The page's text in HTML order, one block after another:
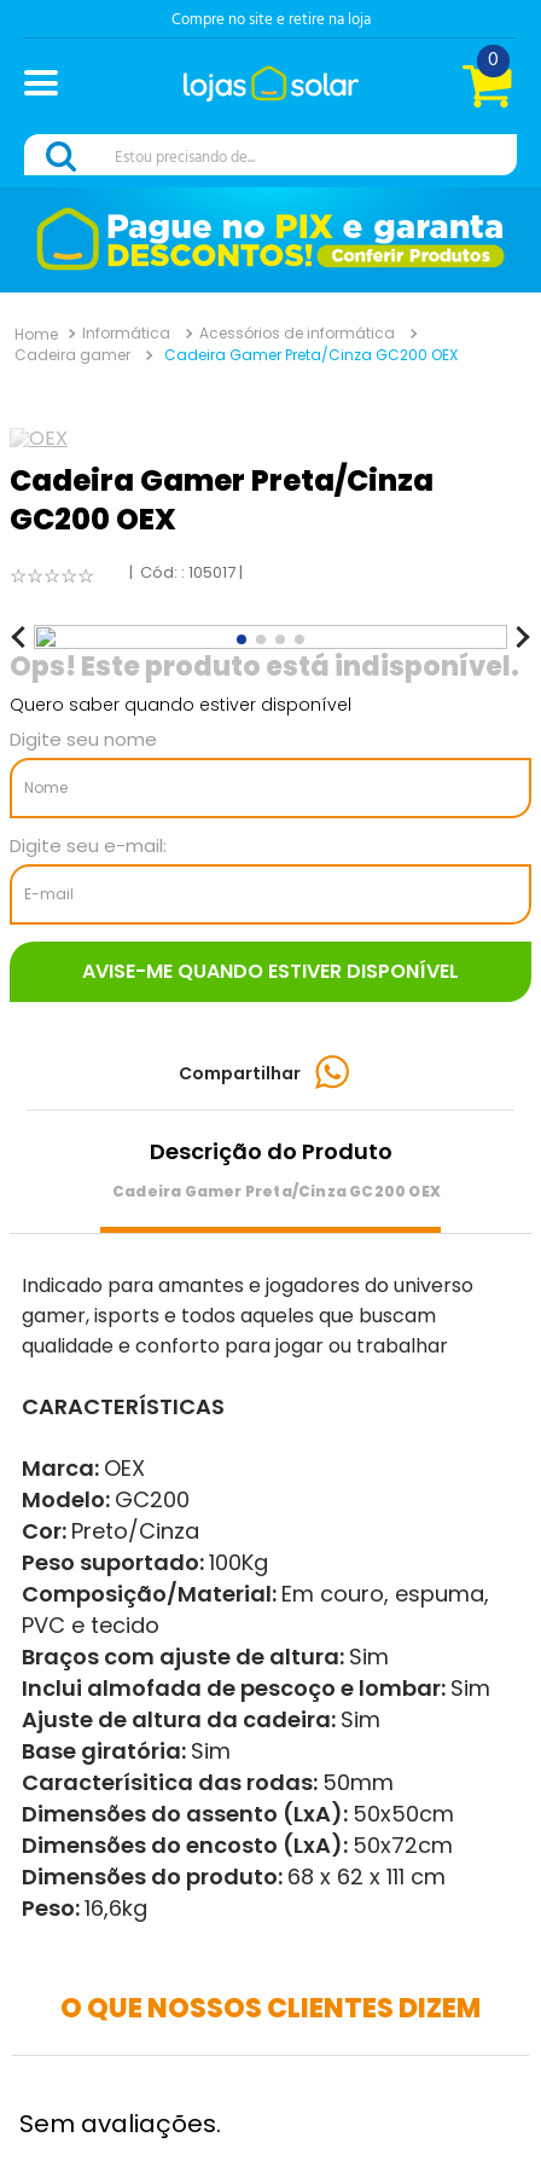
Compre no site e retire na loja
0
Estou precisando de...
Informática
Acessórios de informática
Cadeira gamer
Cadeira Gamer Preta/Cinza GC200 OEX
Cadeira Gamer Preta/Cinza
GC200 OEX
☆☆☆☆☆ : 105017
Quero saber quando estiver disponível
Compartilhar
Descrição do Produto
Cadeira Gamer Preta/Cinza GC200 OEX
Indicado para amantes e jogadores do universo
gamer, isports e todos aqueles que buscam
qualidade e conforto para jogar ou trabalhar
CARACTERÍSTICAS
Marca: OEX
Modelo: GC200
Cor: Preto/Cinza
Peso suportado:100Kg
Composição/Material: Em couro, espuma,
PVC e tecido
Braços com ajuste de altura: Sim
Inclui almofada de pescoço e lombar: Sim
Ajuste de altura da cadeira: Sim
Base giratória: Sim
Caracterísitica das rodas: 50mm
Dimensões do assento (LxA): 50x50cm
Dimensões do encosto (LxA): 50x72cm
Dimensões do produto: 68 x 62 x 111 cm
Peso:16,6kg
O QUE NOSSOS CLIENTES DIZEM
Sem avaliações.